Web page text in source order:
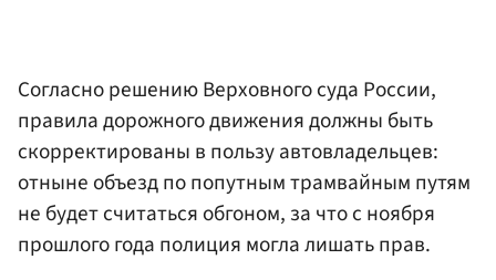
Согласно решению Верховного суда России,
правила дорожного движения должны быть
скорректированы в пользу автовладельцев:
отныне объезд по попутным трамвайным путям
не будет считаться обгоном, за что с ноября
прошлого года полиция могла лишать прав.